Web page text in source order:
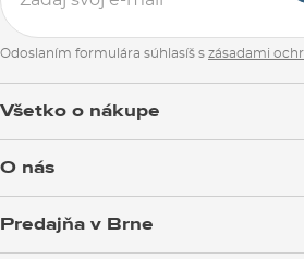
Odoslaním formulára súhlasíš s zásadami
Všetko o nákupe
Výmena a vrátenie tovaru
O nás
Predajňa v Brne